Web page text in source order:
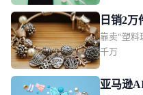
蛋白面霜
日销2
TikTok
靠卖“塑
千万
亚马逊